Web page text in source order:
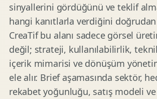
sinyallerini gördüğünü ve teklif
hangi kanıtlarla verdiğini
CreaTif bu alanı sadece görsel
değil; strateji, kullanılabilirlik,
içerik mimarisi ve dönüşüm
ele alır. Brief aşamasında sektör,
rekabet yoğunluğu, satış modeli